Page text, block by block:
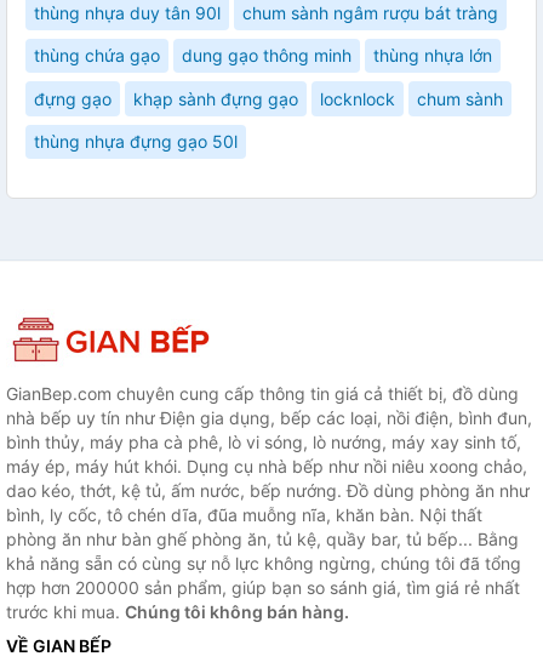
thùng nhựa duy tân 90l chum sành ngâm rượu bát tràng
thùng chứa gạo dung gạo thông minh thùng nhựa lớn
đựng gạo khạp sành đựng gạo locknlock chum sành
thùng nhựa đựng gạo 50l
GianBep.com chuyên cung cấp thông tin giá cả thiết bị, đồ dùng
nhà bếp uy tín như Điện gia dụng, bếp các loại, nồi điện, bình đun,
bình thủy, máy pha cà phê, lò vi sóng, lò nướng, máy xay sinh tố,
máy ép, máy hút khói. Dụng cụ nhà bếp như nồi niêu xoong chảo,
dao kéo, thớt, kệ tủ, ấm nước, bếp nướng. Đồ dùng phòng ăn như
bình, ly cốc, tô chén dĩa, đũa muỗng nĩa, khăn bàn. Nội thất
phòng ăn như bàn ghế phòng ăn, tủ kệ, quầy bar, tủ bếp... Bằng
khả năng sẵn có cùng sự nỗ lực không ngừng, chúng tôi đã tổng
hợp hơn 200000 sản phẩm, giúp bạn so sánh giá, tìm giá rẻ nhất
trước khi mua. Chúng tôi không bán hàng.
VỀ GIAN BẾP